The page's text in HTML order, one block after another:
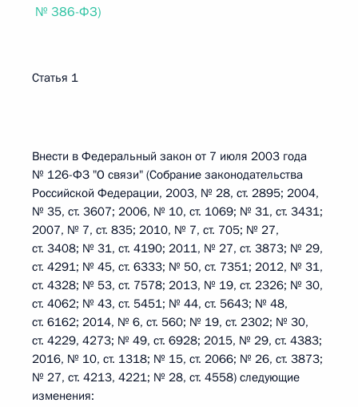
№ 386-ФЗ)
Статья 1
Внести в Федеральный закон от 7 июля 2003 года
№ 126-ФЗ "О связи" (Собрание законодательства
Российской Федерации, 2003, № 28, ст. 2895; 2004,
№ 35, ст. 3607; 2006, № 10, ст. 1069; № 31, ст. 3431;
2007, № 7, ст. 835; 2010, № 7, ст. 705; № 27,
ст. 3408; № 31, ст. 4190; 2011, № 27, ст. 3873; № 29,
ст. 4291; № 45, ст. 6333; № 50, ст. 7351; 2012, № 31,
ст. 4328; № 53, ст. 7578; 2013, № 19, ст. 2326; № 30,
ст. 4062; № 43, ст. 5451; № 44, ст. 5643; № 48,
ст. 6162; 2014, № 6, ст. 560; № 19, ст. 2302; № 30,
ст. 4229, 4273; № 49, ст. 6928; 2015, № 29, ст. 4383;
2016, № 10, ст. 1318; № 15, ст. 2066; № 26, ст. 3873;
№ 27, ст. 4213, 4221; № 28, ст. 4558) следующие
изменения: